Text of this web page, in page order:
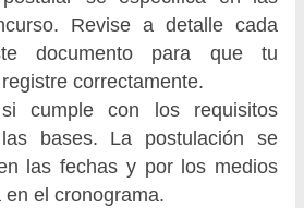
Revise a detalle cada
documento para que tu
correctamente.
cumple con los requisitos
bases. La postulación se
las fechas y por los medios
el cronograma.